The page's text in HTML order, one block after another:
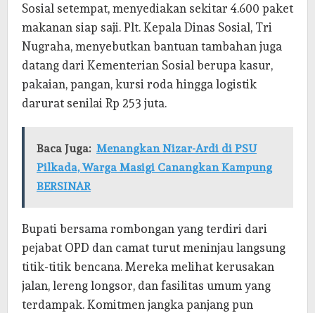
Sosial setempat, menyediakan sekitar 4.600 paket
makanan siap saji. Plt. Kepala Dinas Sosial, Tri
Nugraha, menyebutkan bantuan tambahan juga
datang dari Kementerian Sosial berupa kasur,
pakaian, pangan, kursi roda hingga logistik
darurat senilai Rp 253 juta.
Baca Juga: Menangkan Nizar-Ardi di PSU
Pilkada, Warga Masigi Canangkan Kampung
BERSINAR
Bupati bersama rombongan yang terdiri dari
pejabat OPD dan camat turut meninjau langsung
titik-titik bencana. Mereka melihat kerusakan
jalan, lereng longsor, dan fasilitas umum yang
terdampak. Komitmen jangka panjang pun